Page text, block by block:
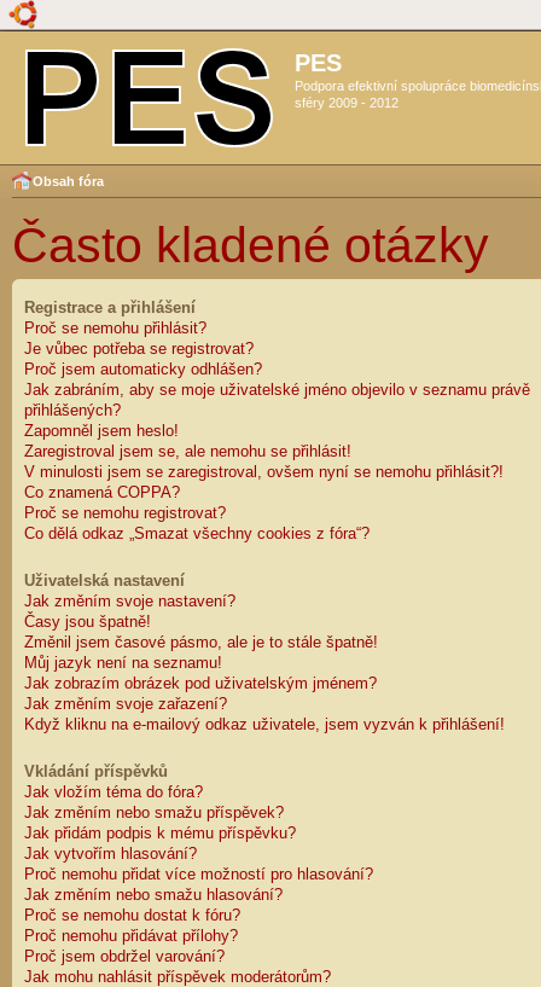
PES
Podpora efektivní spolupráce
sféry 2009 - 2012
Obsah fóra
Často kladené otázky
Registrace a přihlášení
Proč se nemohu přihlásit?
Je vůbec potřeba se registrovat?
Proč jsem automaticky odhlášen?
Jak zabráním, aby se moje uživatelské jméno objevilo v seznamu právě
přihlášených?
Zapomněl jsem heslo!
Zaregistroval jsem se, ale nemohu se přihlásit!
V minulosti jsem se zaregistroval, ovšem nyní se nemohu přihlásit?!
Co znamená COPPA?
Proč se nemohu registrovat?
Co dělá odkaz „Smazat všechny cookies z fóra“?
Uživatelská nastavení
Jak změním svoje nastavení?
Časy jsou špatně!
Změnil jsem časové pásmo, ale je to stále špatně!
Můj jazyk není na seznamu!
Jak zobrazím obrázek pod uživatelským jménem?
Jak změním svoje zařazení?
Když kliknu na e-mailový odkaz uživatele, jsem vyzván k přihlášení!
Vkládání příspěvků
Jak vložím téma do fóra?
Jak změním nebo smažu příspěvek?
Jak přidám podpis k mému příspěvku?
Jak vytvořím hlasování?
Proč nemohu přidat více možností pro hlasování?
Jak změním nebo smažu hlasování?
Proč se nemohu dostat k fóru?
Proč nemohu přidávat přílohy?
Proč jsem obdržel varování?
Jak mohu nahlásit příspěvek moderátorům?